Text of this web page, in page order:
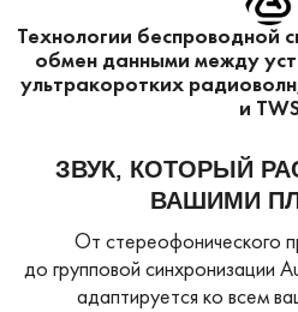
Технологии беспроводной
обмен данными между
ультракоротких
и
ЗВУК, КОТОРЫЙ
ВАШИМИ
От стереофонического
до групповой синхронизации
адаптируется ко всем